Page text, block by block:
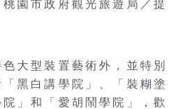
園市政府觀光旅遊局／提
大型裝置藝術外，並特別
黑白講學院」、「裝糊塗
」和「愛胡鬧學院」，歡